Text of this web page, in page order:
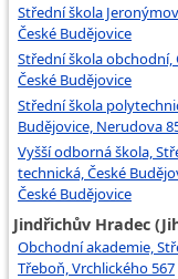
Střední škola
České Budějovice
Střední škola obchodní,
České Budějovice
Střední škola
Budějovice, Nerudova
Vyšší odborná škola,
technická, České
České Budějovice
Jindřichův Hradec
Obchodní akademie,
Třeboň, Vrchlického 567